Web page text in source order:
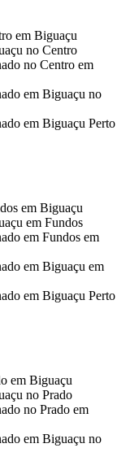
em Biguaçu
no Centro
no Centro em
em Biguaçu no
em Biguaçu Perto
em Biguaçu
em Fundos
em Fundos em
em Biguaçu em
em Biguaçu Perto
em Biguaçu
no Prado
no Prado em
em Biguaçu no